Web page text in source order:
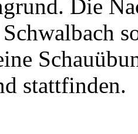
Die
stattfinden.